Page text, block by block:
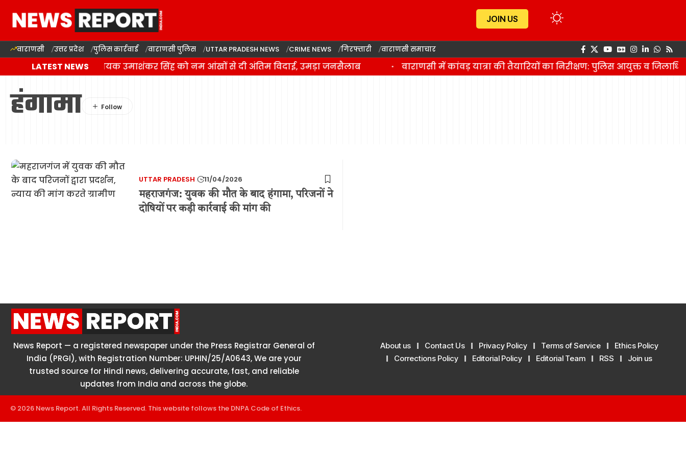
JOIN US
वाराणसी उत्तर प्रदेश पुलिस कार्रवाई वाराणसी पुलिस UTTAR PRADESH NEWS CRIME NEWS गिरफ्तारी वाराणसी समाचार
LATEST NEWS
बलिया में बसपा विधायक उमाशंकर सिंह को नम आंखों से दी अंतिम विदाई, उमड़ा जनसैलाब वाराणसी में कांवड़ यात्रा की तैयारियों का निरीक्षण: पुलिस आयुक्त व
हंगामा
UTTAR PRADESH 11/04/2026
महराजगंज: युवक की मौत के बाद हंगामा, परिजनों ने
दोषियों पर कड़ी कार्रवाई की मांग की
News Report — a registered newspaper under the Press Registrar General of
India (PRGI), with Registration Number: UPHIN/25/A0643, We are your
trusted source for Hindi news, delivering accurate, fast, and reliable
updates from India and across the globe.
About us Contact Us Privacy Policy Terms of Service
Ethics Policy
Corrections Policy
Editorial Policy Editorial Team RSS Join us
© 2026 News Report. All Rights Reserved. This website follows the DNPA Code of Ethics.